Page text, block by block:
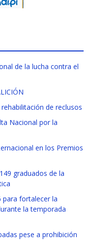
de la lucha contra el
de reclusos
Nacional por la
en los Premios
graduados de la
para fortalecer la
la temporada
pese a prohibición